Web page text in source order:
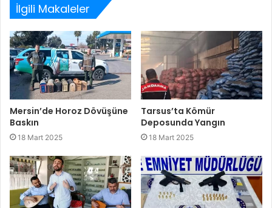
İlgili Makaleler
Mersin’de Horoz Dövüşüne
Baskın
18 Mart 2025
Tarsus’ta Kömür
Deposunda Yangın
18 Mart 2025